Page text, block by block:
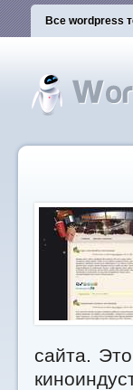
Все wordpress
сайта.